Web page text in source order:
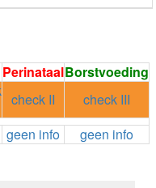
PerinataalBorstvoeding
check II
check III
geen info
geen info